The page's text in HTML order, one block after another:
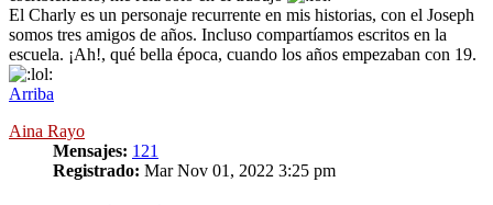
El Charly es un personaje recurrente en mis historias, con el Joseph
somos tres amigos de años. Incluso compartíamos escritos en la
escuela. ¡Ah!, qué bella época, cuando los años empezaban con 19.
Arriba
Aina Rayo
Mensajes: 121
Registrado: Mar Nov 01, 2022 3:25 pm